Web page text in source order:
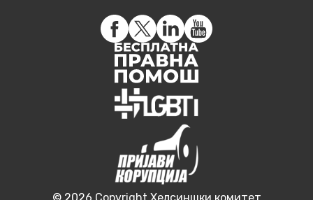
© 2026 Copyright Хелсиншки комитет